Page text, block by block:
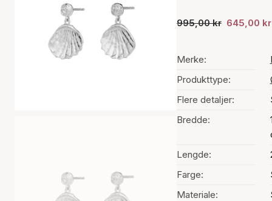
995,00 kr 645,00 kr
Merke:
Produkttype:
Flere detaljer:
Bredde:
Lengde:
Farge:
Materiale: